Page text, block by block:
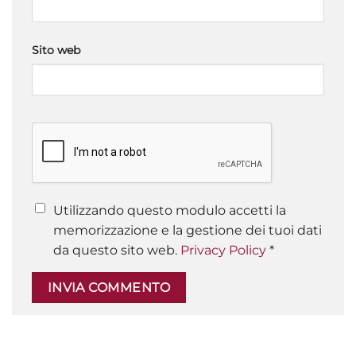
Sito web
Utilizzando questo modulo accetti la
memorizzazione e la gestione dei tuoi dati
da questo sito web. Privacy Policy *